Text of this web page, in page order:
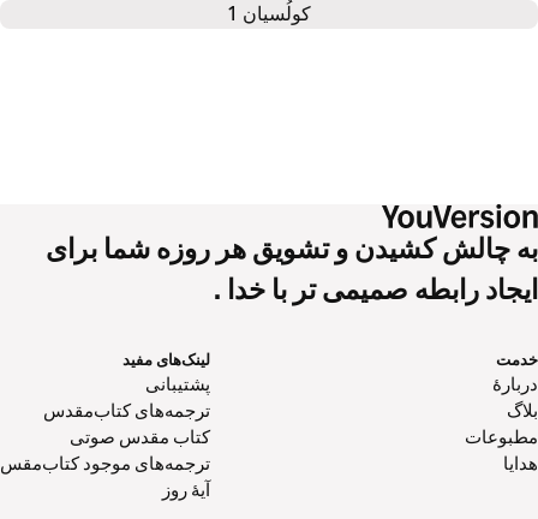
کولُسیان 1
به چالش کشیدن و تشویق هر روزه شما برای
ایجاد رابطه صمیمی تر با خدا .
خدمت
دربارهٔ
بلاگ
مطبوعات
هدایا
لینک‌های مفید
پشتیبانی
ترجمه‌های کتاب‌مقدس
کتاب‌ مقدس صوتی
ترجمه‌های موجود کتاب‌مقس
آیۀ روز